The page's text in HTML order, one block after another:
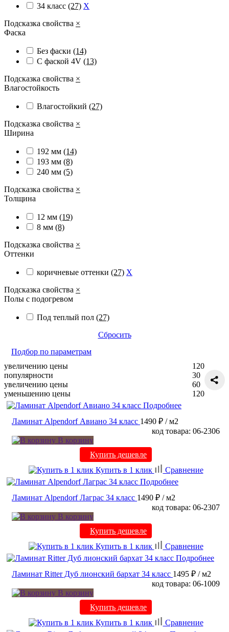
34 класс (27) X
Подсказка свойства ×
Фаска
Без фаски (14)
С фаской 4V (13)
Подсказка свойства ×
Влагостойкость
Влагостойкий (27)
Подсказка свойства ×
Ширина
192 мм (14)
193 мм (8)
240 мм (5)
Подсказка свойства ×
Толщина
12 мм (19)
8 мм (8)
Подсказка свойства ×
Оттенки
коричневые оттенки (27) X
Подсказка свойства ×
Полы с подогревом
Под теплый пол (27)
Сбросить
Подбор по параметрам
увеличению цены
популярности
увеличению цены
уменьшению цены
120
30
60
120
Подробнее
Ламинат Alpendorf Авиано 34 класс 1490 ₽ / м2
код товара: 06-2306
В корзину
Купить дешевле
Купить в 1 клик
Сравнение
Подробнее
Ламинат Alpendorf Лаграс 34 класс 1490 ₽ / м2
код товара: 06-2307
В корзину
Купить дешевле
Купить в 1 клик
Сравнение
Подробнее
Ламинат Ritter Дуб лионский бархат 34 класс 1495 ₽ / м2
код товара: 06-1009
В корзину
Купить дешевле
Купить в 1 клик
Сравнение